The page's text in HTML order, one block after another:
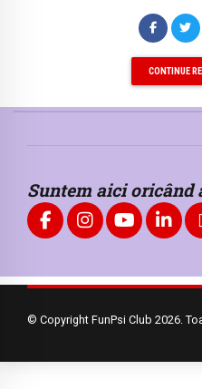
CONTINUE
Suntem aici oricând
© Copyright FunPsi Club 2026.